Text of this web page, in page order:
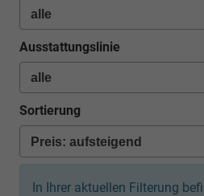
Ausstattungslinie
Sortierung
In Ihrer aktuellen Filterung